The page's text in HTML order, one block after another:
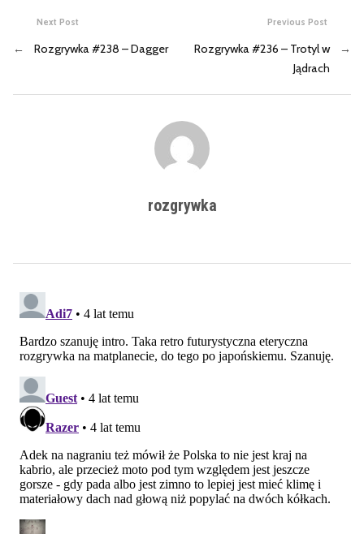
Previous Post
Rozgrywka #236 – Trotyl w
Jądrach
→
Next Post
← Rozgrywka #238 – Dagger
rozgrywka